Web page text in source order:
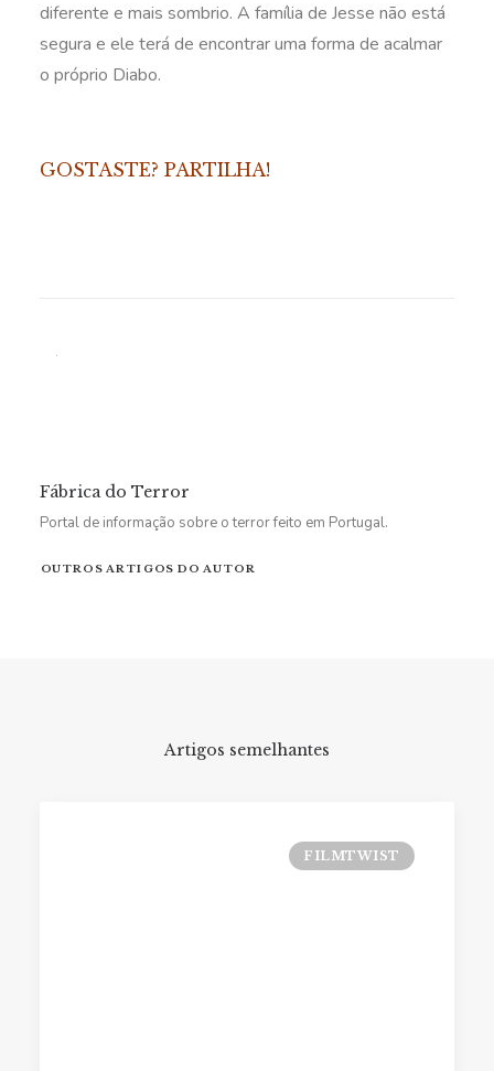
diferente e mais sombrio. A família de Jesse não está
segura e ele terá de encontrar uma forma de acalmar
o próprio Diabo.
GOSTASTE? PARTILHA!
Fábrica do Terror
Portal de informação sobre o terror feito em Portugal.
OUTROS ARTIGOS DO AUTOR
Artigos semelhantes
FILMTWIST